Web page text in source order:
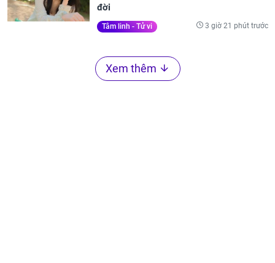
đời
Tâm linh - Tử vi 3 giờ 21 phút trước
Xem thêm